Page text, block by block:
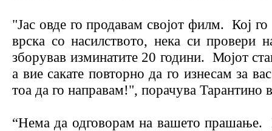
"Јас овде го продавам својот филм. Кој го
врска со насилството, нека си провери
зборував изминатите 20 години. Мојот
а вие сакате повторно да го изнесам за
тоа да го направам!", порачува Тарантино
“Нема да одговорам на вашето